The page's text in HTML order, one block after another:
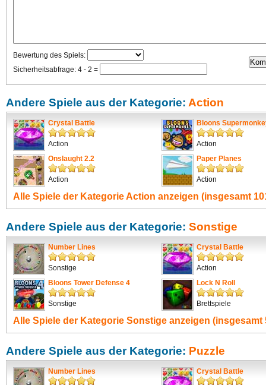
Bewertung des Spiels:
Sicherheitsabfrage: 4 - 2 =
Andere Spiele aus der Kategorie: Action
Crystal Battle
Action
Bloons
Action
Onslaught 2.2
Action
Paper Planes
Action
Alle Spiele der KategorieAction anzeigen (insgesamt
Andere Spiele aus der Kategorie: Sonstige
Number Lines
Sonstige
Crystal Battle
Action
Bloons Tower Defense 4
Sonstige
Lock N Roll
Brettspiele
Alle Spiele der Kategorie Sonstige anzeigen (insgesamt
Andere Spiele aus der Kategorie: Puzzle
Number Lines Crystal Battle